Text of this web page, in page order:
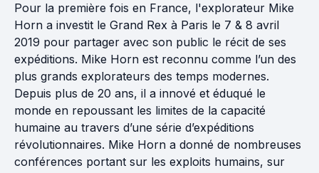
Pour la première fois en France, l'explorateur Mike
Horn a investit le Grand Rex à Paris le 7 & 8 avril
2019 pour partager avec son public le récit de ses
expéditions. Mike Horn est reconnu comme l’un des
plus grands explorateurs des temps modernes.
Depuis plus de 20 ans, il a innové et éduqué le
monde en repoussant les limites de la capacité
humaine au travers d’une série d’expéditions
révolutionnaires. Mike Horn a donné de nombreuses
conférences portant sur les exploits humains, sur